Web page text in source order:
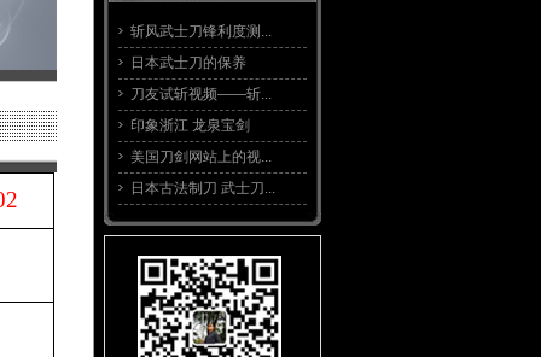
斩风武士刀锋利度测...
日本武士刀的保养
刀友试斩视频——斩...
印象浙江 龙泉宝剑
美国刀剑网站上的视...
日本古法制刀 武士刀...